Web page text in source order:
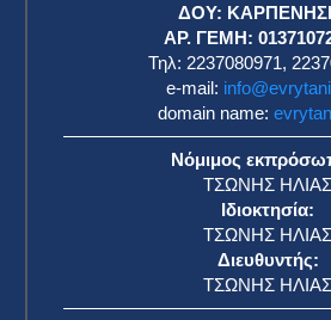
ΔΟΥ:
ΑΡ. ΓΕΜΗ:
Τηλ: 2237080971,
e-mail:
domain name:
Νόμιμος
ΤΣΩΝΗΣ ΗΛΙΑΣ
Ιδιοκτησία:
ΤΣΩΝΗΣ ΗΛΙΑΣ
Διευθυντής:
ΤΣΩΝΗΣ ΗΛΙΑΣ